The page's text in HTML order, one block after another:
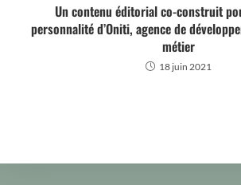
Un contenu éditorial co-construit
personnalité d’Oniti, agence de
métier
18 juin 2021